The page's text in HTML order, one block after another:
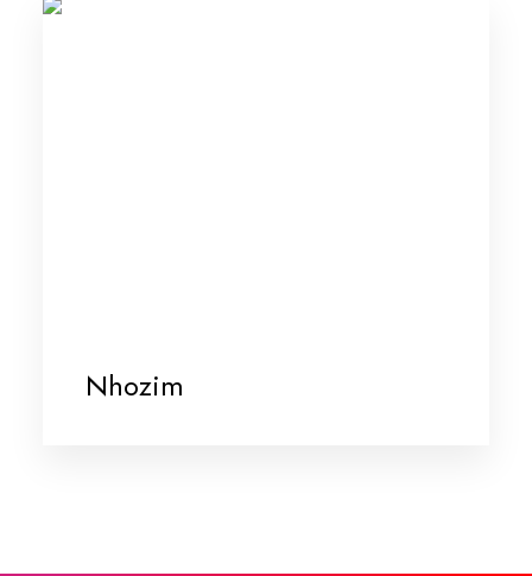
Nhozim